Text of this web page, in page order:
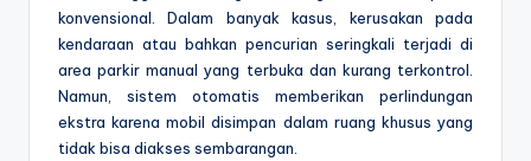
konvensional. Dalam banyak kasus, kerusakan pada
kendaraan atau bahkan pencurian seringkali terjadi di
area parkir manual yang terbuka dan kurang terkontrol.
Namun, sistem otomatis memberikan perlindungan
ekstra karena mobil disimpan dalam ruang khusus yang
tidak bisa diakses sembarangan.